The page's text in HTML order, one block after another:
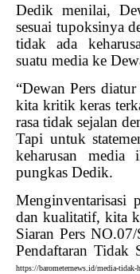
Dedik menilai,
sesuai tupoksinya
tidak ada
suatu media ke
“Dewan Pers
kita kritik keras
rasa tidak sejalan
Tapi untuk
keharusan media
pungkas Dedik.
Menginventarisasi
dan kualitatif, kita
Siaran Pers
Pendaftaran Tidak
https://barometernews.id/media-tidak-